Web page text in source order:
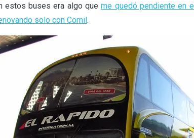
estos buses era algo queme quedó pendiente en
solo con Comil.